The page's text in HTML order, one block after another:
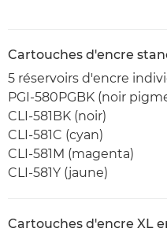
Cartouches d'encre
5 réservoirs d'encre
PGI-580PGBK (noir
CLI-581BK (noir)
CLI-581C (cyan)
CLI-581M (magenta)
CLI-581Y (jaune)
Cartouches d'encre XL